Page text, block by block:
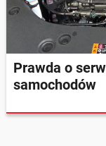
Prawda o
samochodów